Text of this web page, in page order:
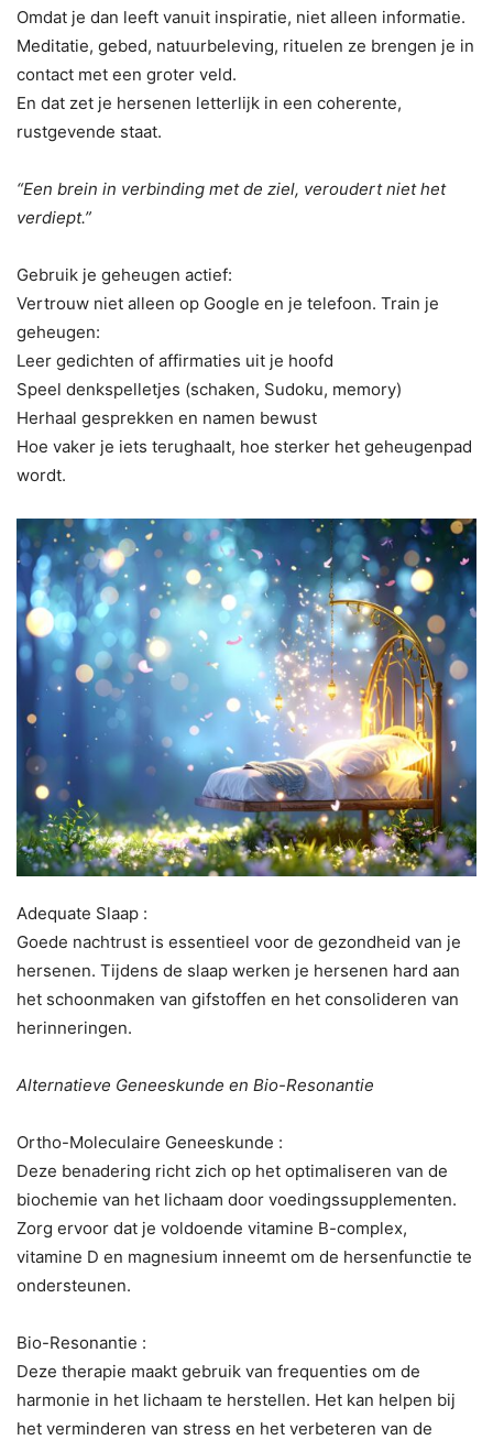
Omdat je dan leeft vanuit inspiratie, niet alleen informatie.
Meditatie, gebed, natuurbeleving, rituelen ze brengen je in
contact met een groter veld.
En dat zet je hersenen letterlijk in een coherente,
rustgevende staat.
“Een brein in verbinding met de ziel, veroudert niet het
verdiept.”
Gebruik je geheugen actief:
Vertrouw niet alleen op Google en je telefoon. Train je
geheugen:
Leer gedichten of affirmaties uit je hoofd
Speel denkspelletjes (schaken, Sudoku, memory)
Herhaal gesprekken en namen bewust
Hoe vaker je iets terughaalt, hoe sterker het geheugenpad
wordt.
Adequate Slaap :
Goede nachtrust is essentieel voor de gezondheid van je
hersenen. Tijdens de slaap werken je hersenen hard aan
het schoonmaken van gifstoffen en het consolideren van
herinneringen.
Alternatieve Geneeskunde en Bio-Resonantie
Ortho-Moleculaire Geneeskunde :
Deze benadering richt zich op het optimaliseren van de
biochemie van het lichaam door voedingssupplementen.
Zorg ervoor dat je voldoende vitamine B-complex,
vitamine D en magnesium inneemt om de hersenfunctie te
ondersteunen.
Bio-Resonantie :
Deze therapie maakt gebruik van frequenties om de
harmonie in het lichaam te herstellen. Het kan helpen bij
het verminderen van stress en het verbeteren van de